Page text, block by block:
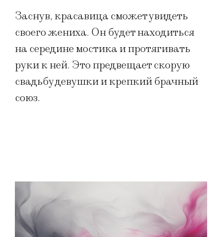
Заснув, красавица сможет увидеть
своего жениха. Он будет находиться
на середине мостика и протягивать
руки к ней. Это предвещает скорую
свадьбу девушки и крепкий брачный
союз.